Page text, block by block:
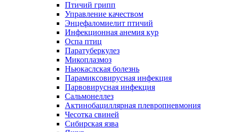
Птичий грипп
Управление качеством
Энцефаломиелит птичий
Инфекционная анемия кур
Оспа птиц
Паратуберкулез
Микоплазмоз
Ньюкаслская болезнь
Парамиксовирусная инфекция
Парвовирусная инфекция
Сальмонеллез
Актинобациллярная плевропневмония
Чесотка свиней
Сибирская язва